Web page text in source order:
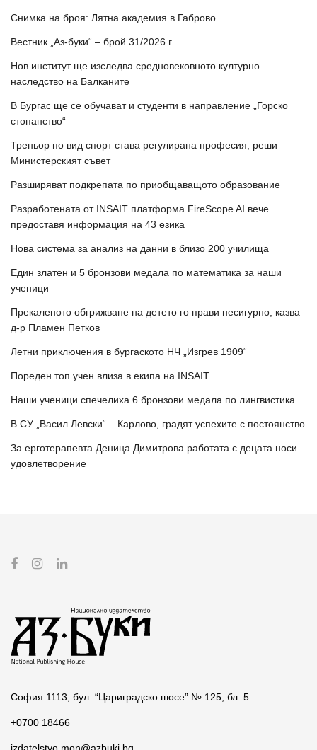
Снимка на броя: Лятна академия в Габрово
Вестник „Аз-буки“ – брой 31/2026 г.
Нов институт ще изследва средновековното културно
наследство на Балканите
В Бургас ще се обучават и студенти в направление „Горско
стопанство“
Треньор по вид спорт става регулирана професия, реши
Министерският съвет
Разширяват подкрепата по приобщаващото образование
Разработената от INSAIT платформа FireScope AI вече
предоставя информация на 43 езика
Нова система за анализ на данни в близо 200 училища
Един златен и 5 бронзови медала по математика за наши
ученици
Прекаленото обгрижване на детето го прави несигурно, казва
д-р Пламен Петков
Летни приключения в бургаското НЧ „Изгрев 1909“
Пореден топ учен влиза в екипа на INSAIT
Наши ученици спечелиха 6 бронзови медала по лингвистика
В СУ „Васил Левски“ – Карлово, градят успехите с постоянство
За ерготерапевта Деница Димитрова работата с децата носи
удовлетворение
София 1113, бул. “Цариградско шосе” № 125, бл. 5
+0700 18466
izdatelstvo.mon@azbuki.bg